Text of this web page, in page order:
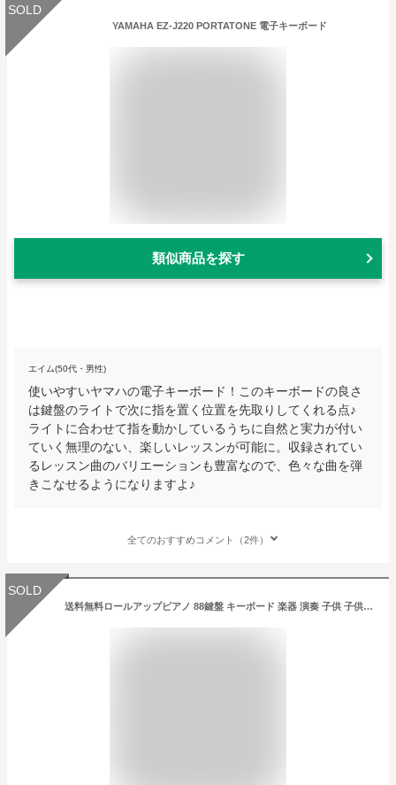
SOLD
YAMAHA EZ-J220 PORTATONE 電子キーボード
類似商品を探す
エイム(50代・男性)
使いやすいヤマハの電子キーボード！このキーボードの良さ
は鍵盤のライトで次に指を置く位置を先取りしてくれる点♪
ライトに合わせて指を動かしているうちに自然と実力が付い
ていく無理のない、楽しいレッスンが可能に。収録されてい
るレッスン曲のバリエーションも豊富なので、色々な曲を弾
きこなせるようになりますよ♪
全てのおすすめコメント（2件）
SOLD
送料無料ロールアップピアノ 88鍵盤 キーボード 楽器 演奏 子供 子供用 電子ピアノ プレゼントに最適 ロール ピアノ ハンド くるくる 携帯 手巻き 送料無料